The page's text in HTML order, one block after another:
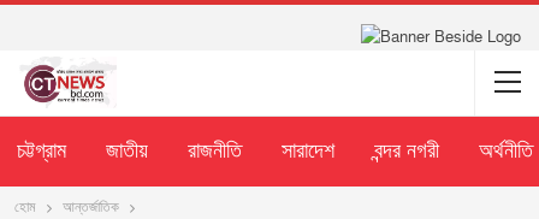
চট্টগ্রাম জাতীয় রাজনীতি সারাদেশ বন্দর নগরী অর্থনীতি
হোম আন্তর্জাতিক